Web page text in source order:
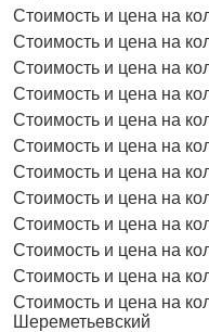
Стоимость и цена на
Стоимость и цена на
Стоимость и цена на
Стоимость и цена на
Стоимость и цена на
Стоимость и цена на
Стоимость и цена на
Стоимость и цена на
Стоимость и цена на
Стоимость и цена на
Стоимость и цена на
Стоимость и цена на
Шереметьевский